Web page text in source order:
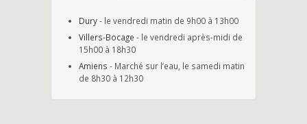
Dury- le vendredi matin de 9h00 à 13h00
Villers-Bocage - le vendredi après-midi de
15h00 à 18h30
Amiens - Marché sur l’eau, le samedi matin
de 8h30 à 12h30